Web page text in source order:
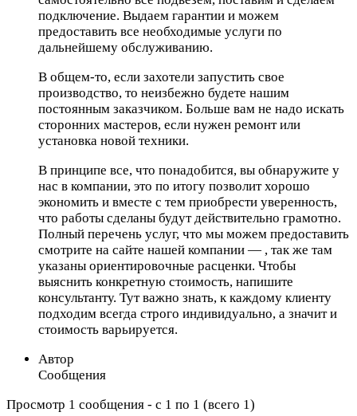
подключение. Выдаем гарантии и можем
предоставить все необходимые услуги по
дальнейшему обслуживанию.
В общем-то, если захотели запустить свое
производство, то неизбежно будете нашим
постоянным заказчиком. Больше вам не надо искать
сторонних мастеров, если нужен ремонт или
установка новой техники.
В принципе все, что понадобится, вы обнаружите у
нас в компании, это по итогу позволит хорошо
экономить и вместе с тем приобрести уверенность,
что работы сделаны будут действительно грамотно.
Полный перечень услуг, что мы можем предоставить
смотрите на сайте нашей компании — , так же там
указаны ориентировочные расценки. Чтобы
выяснить конкретную стоимость, напишите
консультанту. Тут важно знать, к каждому клиенту
подходим всегда строго индивидуально, а значит и
стоимость варьируется.
Автор
Сообщения
Просмотр 1 сообщения - с 1 по 1 (всего 1)